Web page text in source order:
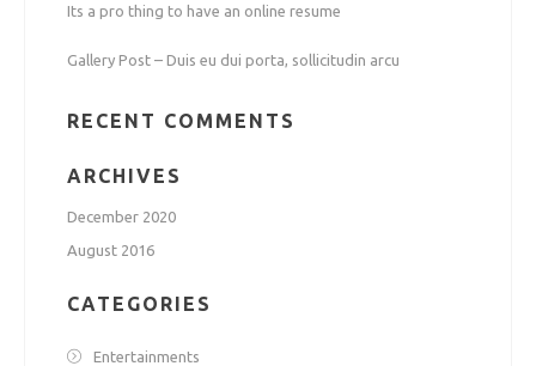
Its a pro thing to have an online resume
Gallery Post – Duis eu dui porta, sollicitudin arcu
RECENT COMMENTS
ARCHIVES
December 2020
August 2016
CATEGORIES
Entertainments